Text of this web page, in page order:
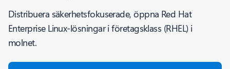
Distribuera säkerhetsfokuserade, öppna Red Hat
Enterprise Linux-lösningar i företagsklass (RHEL) i
molnet.